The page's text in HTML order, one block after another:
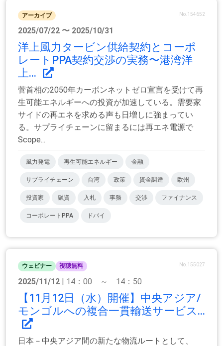
アーカイブ No.154652
2025/07/22 〜 2025/10/31
洋上風力タービン供給契約とコーポ
レートPPA契約交渉の実務〜港湾洋
上...
菅首相の2050年カーボンネットゼロ宣言を受けて再
生可能エネルギーへの投資が加速している。需要家
サイドの再エネを求める声も日増しに強まってい
る。サプライチェーンに留まるには再エネ電源で
Scope...
風力発電 再生可能エネルギー 金融
サプライチェーン 台湾 政策 資金調達 欧州
投資家 融資 入札 事務 交渉 ファイナンス
コーポレートPPA ドバイ
ウェビナー 視聴無料 No.155027
2025/11/12 | 14：00 ～ 14：50
【11月12日（水）開催】中央アジア/
モンゴルへの複合一貫輸送サービス...
日本－中央アジア間の新たな物流ルートとして、